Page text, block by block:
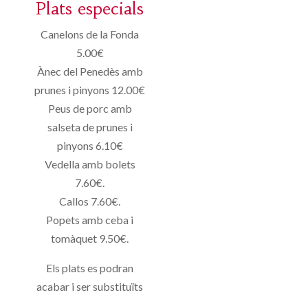
Plats especials
Canelons de la Fonda
5.00€
Ànec del Penedès amb
prunes i pinyons 12.00€
Peus de porc amb
salseta de prunes i
pinyons 6.10€
Vedella amb bolets
7.60€.
Callos 7.60€.
Popets amb ceba i
tomàquet 9.50€.
Els plats es podran
acabar i ser substituïts